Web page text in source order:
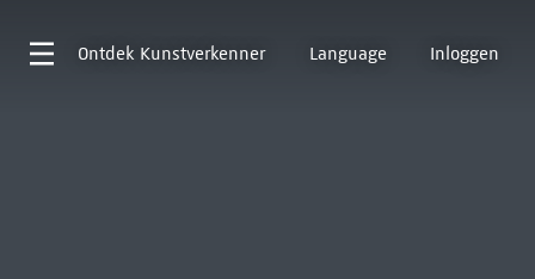
Ontdek Kunstverkenner Language Inloggen